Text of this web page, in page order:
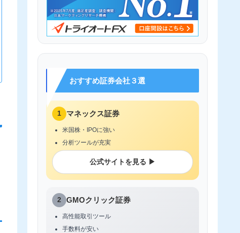
おすすめ証券会社３選
1 マネックス証券
米国株・IPOに強い
分析ツールが充実
公式サイトを見る ▶
2 GMOクリック証券
高性能取引ツール
手数料が安い